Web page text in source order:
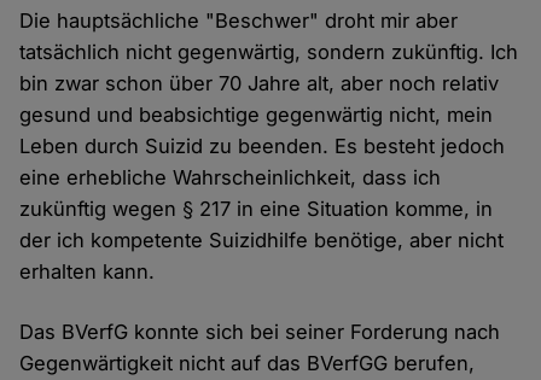
Die hauptsächliche "Beschwer" droht mir aber
tatsächlich nicht gegenwärtig, sondern zukünftig. Ich
bin zwar schon über 70 Jahre alt, aber noch relativ
gesund und beabsichtige gegenwärtig nicht, mein
Leben durch Suizid zu beenden. Es besteht jedoch
eine erhebliche Wahrscheinlichkeit, dass ich
zukünftig wegen § 217 in eine Situation komme, in
der ich kompetente Suizidhilfe benötige, aber nicht
erhalten kann.
Das BVerfG konnte sich bei seiner Forderung nach
Gegenwärtigkeit nicht auf das BVerfGG berufen,